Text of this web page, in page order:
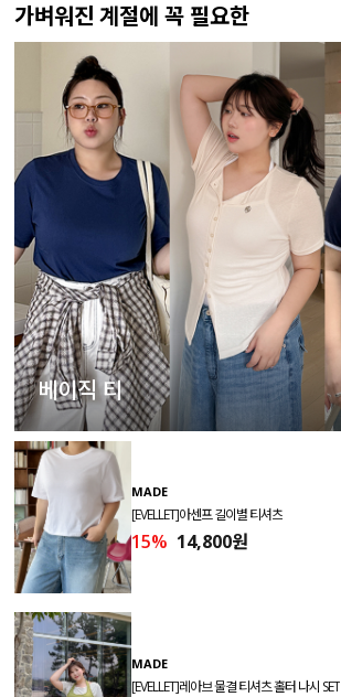
가벼워진 계절에 꼭 필요한
베이직 티
MADE
[EVELLET]아센프 길이별 티셔츠
15% 14,800원
MADE
[EVELLET]레아브 물결 티셔츠 홀터 나시 SET